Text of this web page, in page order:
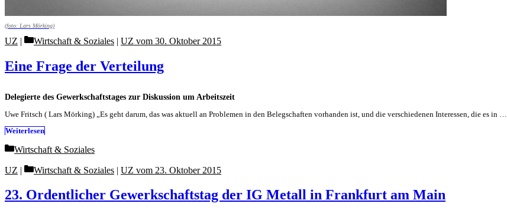
(foto: Lars Mörking)
Delegierte des Gewerkschaftstages zur Diskussion um Arbeitszeit
Eine Frage der Verteilung
UZ Categories
Wirtschaft & Soziales | UZ vom 30. Oktober 2015
Uwe Fritsch ( Lars Mörking) „Es geht darum, das was aktuell an Problemen in den Belegschaften vorhanden ist, und die verschiedenen Interessen, die es in …
Weiterlesen
Categories
Wirtschaft & Soziales
23. Ordentlicher Gewerkschaftstag der IG Metall in Frankfurt am Main
UZ Categories
Wirtschaft & Soziales | UZ vom 23. Oktober 2015